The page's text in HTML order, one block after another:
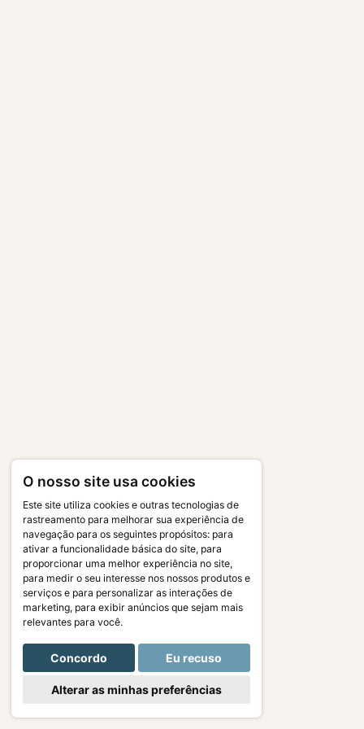
O nosso site usa cookies
Este site utiliza cookies e outras tecnologias de
rastreamento para melhorar sua experiência de
navegação para os seguintes propósitos: para
ativar a funcionalidade básica do site, para
proporcionar uma melhor experiência no site,
para medir o seu interesse nos nossos produtos e
serviços e para personalizar as interações de
marketing, para exibir anúncios que sejam mais
relevantes para você.
Concordo Eu recuso
Alterar as minhas preferências